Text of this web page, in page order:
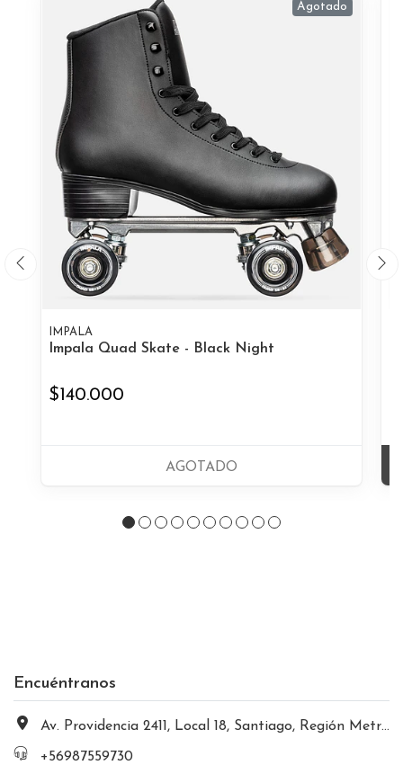
Agotado
IMPALA
Impala Quad Skate - Black Night
$140.000
AGOTADO
Encuéntranos
Av. Providencia 2411, Local 18, Santiago, Región Metropolitana, Chile
+56987559730